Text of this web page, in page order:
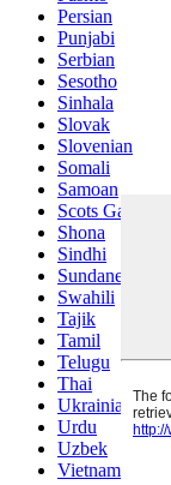
Persian
Punjabi
Serbian
Sesotho
Sinhala
Slovak
Slovenian
Somali
Samoan
Scots Gaelic
Shona
Sindhi
Sundanese
Swahili
Tajik
Tamil
Telugu
Thai
Ukrainian
Urdu
Uzbek
Vietnamese